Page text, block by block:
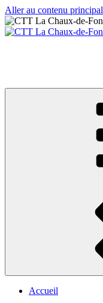
Aller au contenu principal
Accueil